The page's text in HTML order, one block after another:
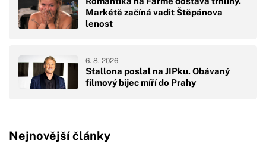
Markétě začíná vadit Štěpánova
lenost
Stallona poslal na JIPku. Obávaný
filmový bijec míří do Prahy
6. 8. 2026
Nejnovější články